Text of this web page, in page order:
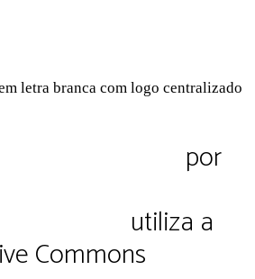
por
utiliza a
Commons